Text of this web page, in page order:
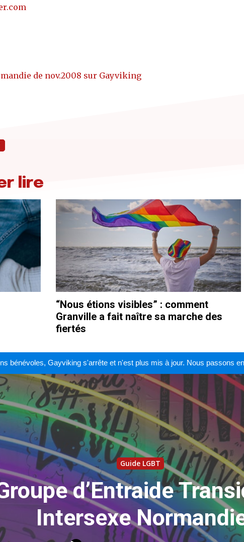
de nov.2008 sur Gayviking
lire
“Nous étions visibles” : comment
Granville a fait naître sa marche des
fiertés